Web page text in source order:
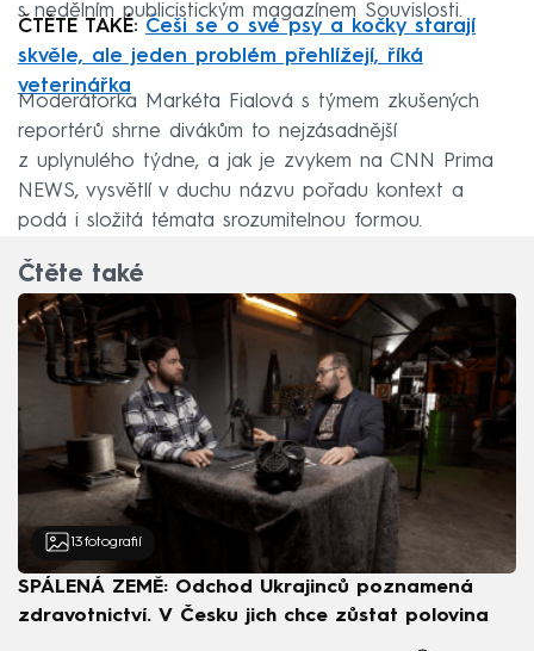
s nedělním publicistickým magazínem Souvislosti.
ČTĚTE TAKÉ: Češi se o své psy a kočky starají
skvěle, ale jeden problém přehlížejí, říká
veterinářka
Moderátorka Markéta Fialová s týmem zkušených
reportérů shrne divákům to nejzásadnější
z uplynulého týdne, a jak je zvykem na CNN Prima
NEWS, vysvětlí v duchu názvu pořadu kontext a
podá i složitá témata srozumitelnou formou.
Čtěte také
13 fotografií
SPÁLENÁ ZEMĚ: Odchod Ukrajinců poznamená
zdravotnictví. V Česku jich chce zůstat polovina